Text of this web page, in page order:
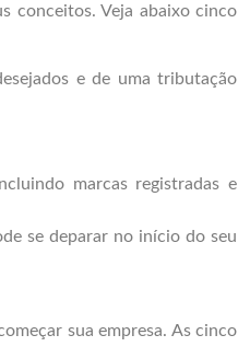
conceitos. Veja abaixo cinco
e de uma tributação
marcas registradas e
se deparar no início do seu
sua empresa. As cinco